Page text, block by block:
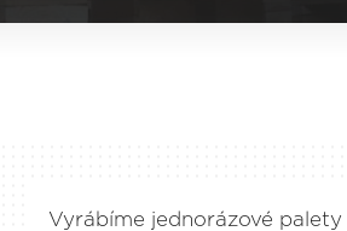
Vyrábíme jednorázové palety